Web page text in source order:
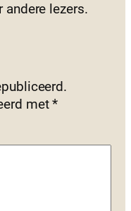
andere lezers.
met*